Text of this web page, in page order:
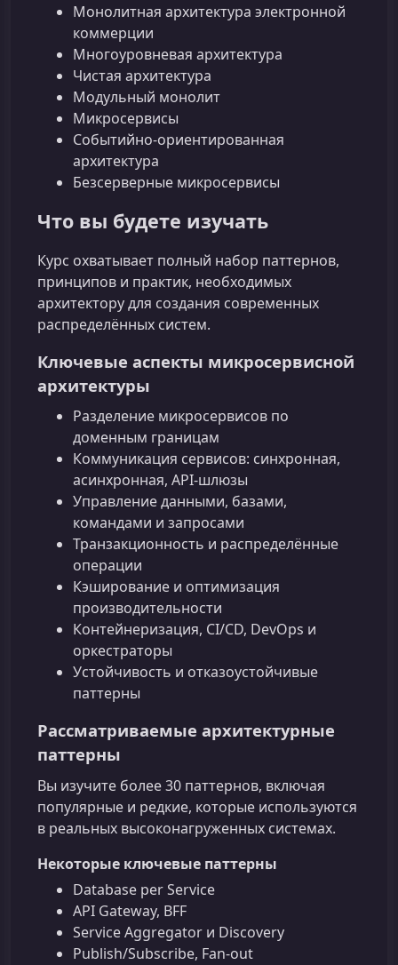
Монолитная архитектура электронной
коммерции
Многоуровневая архитектура
Чистая архитектура
Модульный монолит
Микросервисы
Событийно-ориентированная
архитектура
Безсерверные микросервисы
Что вы будете изучать
Курс охватывает полный набор паттернов,
принципов и практик, необходимых
архитектору для создания современных
распределённых систем.
Ключевые аспекты микросервисной
архитектуры
Разделение микросервисов по
доменным границам
Коммуникация сервисов: синхронная,
асинхронная, API-шлюзы
Управление данными, базами,
командами и запросами
Транзакционность и распределённые
операции
Кэширование и оптимизация
производительности
Контейнеризация, CI/CD, DevOps и
оркестраторы
Устойчивость и отказоустойчивые
паттерны
Рассматриваемые архитектурные
паттерны
Вы изучите более 30 паттернов, включая
популярные и редкие, которые используются
в реальных высоконагруженных системах.
Некоторые ключевые паттерны
Database per Service
API Gateway, BFF
Service Aggregator и Discovery
Publish/Subscribe, Fan-out